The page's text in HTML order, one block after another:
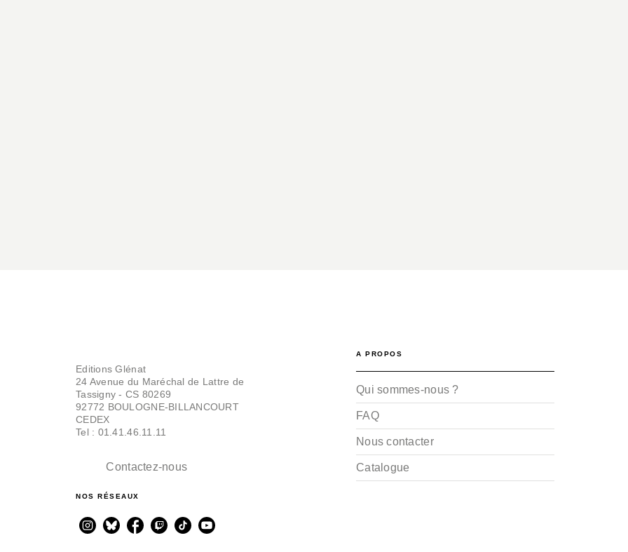
Editions Glénat
24 Avenue du Maréchal de Lattre de
Tassigny - CS 80269
92772 BOULOGNE-BILLANCOURT
CEDEX
Tel : 01.41.46.11.11
Contactez-nous
NOS RÉSEAUX
A PROPOS
Qui sommes-nous ?
FAQ
Nous contacter
Catalogue